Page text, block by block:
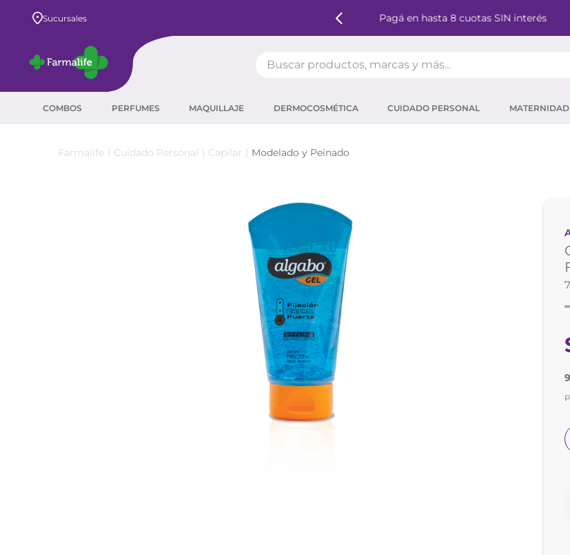
Sucursales Pagá en hasta 8 cuotas SIN interés
COMBOS PERFUMES MAQUILLAJE DERMOCOSMÉTICA CUIDADO PERSONAL MATERNIDAD
Cuidado Personal Capilar Modelado y Peinado
agua micelar
corrector
máscara pestañas
retinol
roche posay